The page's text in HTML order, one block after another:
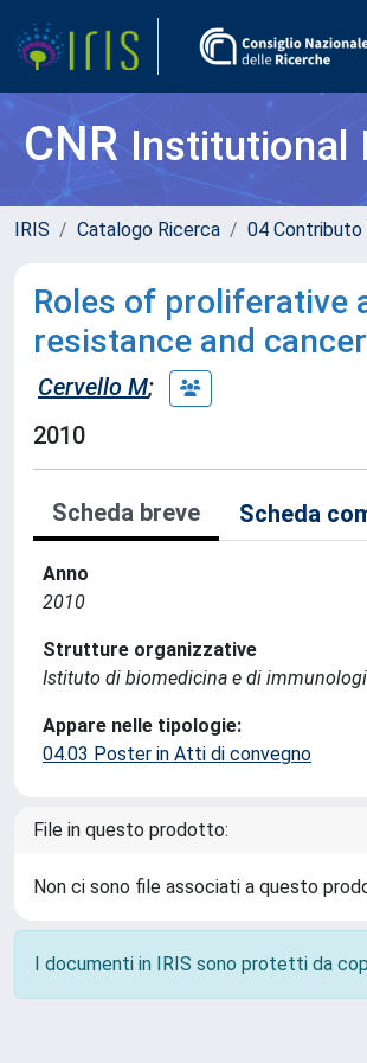
CNRInstitutional
IRIS Catalogo Ricerca 04 Contributo
Roles of proliferative
resistance and
Cervello M;
2010
Scheda breve Scheda
Anno
2010
Strutture organizzative
Istituto di biomedicina e di
Appare nelle tipologie:
04.03 Poster in Atti di convegno
File in questo prodotto:
Non ci sono file associati a questo
I documenti in IRIS sono protetti da